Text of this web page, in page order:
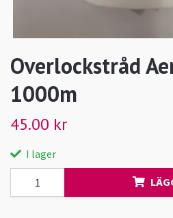
Overlockstråd
1000m
45.00 kr
I lager